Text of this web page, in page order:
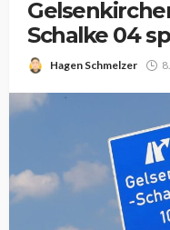
Schalke 04
Hagen Schmelzer